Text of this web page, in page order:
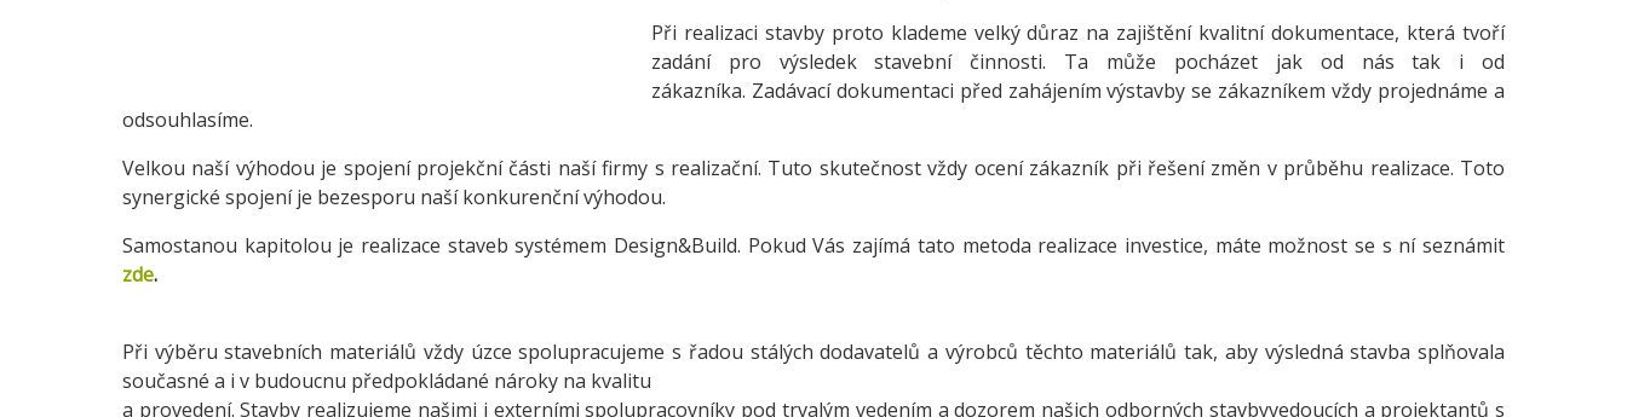
Při realizaci stavby proto klademe velký důraz na zajištění kvalitní dokumentace, která tvoří
zadání pro výsledek stavební činnosti. Ta může pocházet jak od nás tak i od
zákazníka. Zadávací dokumentaci před zahájením výstavby se zákazníkem vždy projednáme a
odsouhlasíme.
Velkou naší výhodou je spojení projekční části naší firmy s realizační. Tuto skutečnost vždy ocení zákazník při řešení změn v průběhu realizace. Toto
synergické spojení je bezesporu naší konkurenční výhodou.
Samostanou kapitolou je realizace staveb systémem Design&Build. Pokud Vás zajímá tato metoda realizace investice, máte možnost se s ní seznámit
zde.
Při výběru stavebních materiálů vždy úzce spolupracujeme s řadou stálých dodavatelů a výrobců těchto materiálů tak, aby výsledná stavba splňovala
současné a i v budoucnu předpokládané nároky na kvalitu
a provedení. Stavby realizujeme našimi i externími spolupracovníky pod trvalým vedením a dozorem našich odborných stavbyvedoucích a projektantů s